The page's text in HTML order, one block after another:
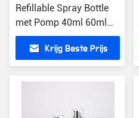
Refillable Spray Bottle
met Pomp 40ml 60ml
80ml 100ml 120ml
160ml
Krijg Beste Prijs